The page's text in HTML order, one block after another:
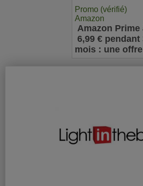
Promo (vérifié)
Amazon
Amazon Prime
6,99 € pendant
mois : une